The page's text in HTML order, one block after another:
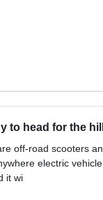
to head for the
off-road scooters
electric
it wi